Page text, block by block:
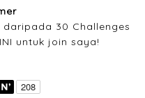
30 Challenges
untuk join saya!